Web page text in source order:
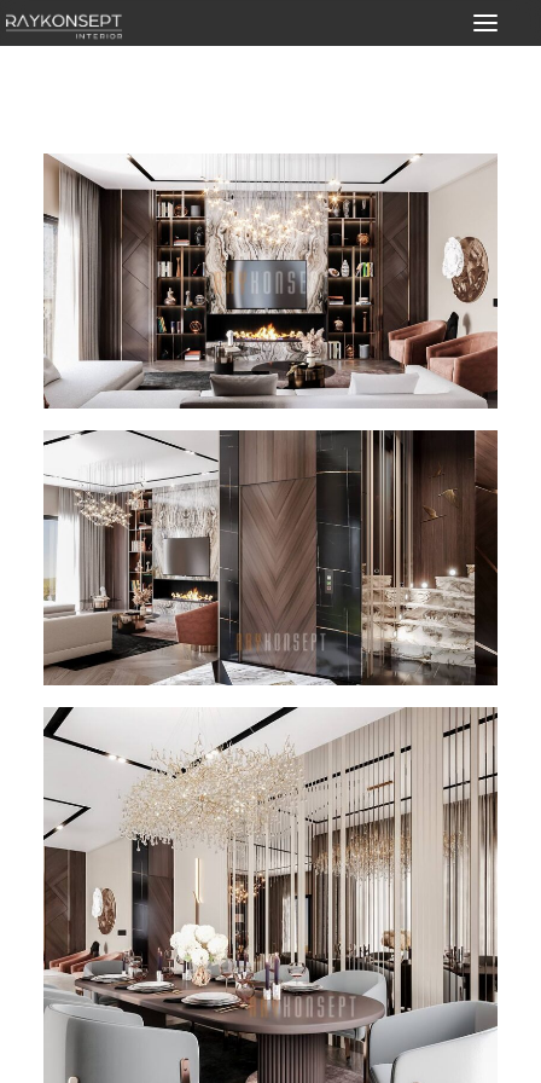
Nasıl Çalışıyoruz?
İç Mimarlık Hizmeti
Hizmet Alanları
Mimarlara Özel
Yurt Dışı & Şehir Dışı
İletişim
TR